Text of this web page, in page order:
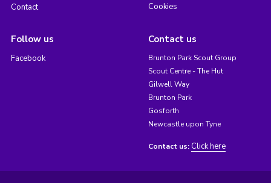
Contact
Cookies
Follow us
Facebook
Contact us
Brunton Park Scout Group
Scout Centre - The Hut
Gilwell Way
Brunton Park
Gosforth
Newcastle upon Tyne
Contact us: Click here